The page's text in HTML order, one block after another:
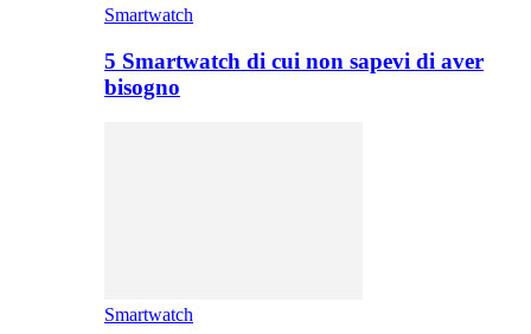
Smartwatch
5 Smartwatch di cui non sapevi di aver
bisogno
Smartwatch